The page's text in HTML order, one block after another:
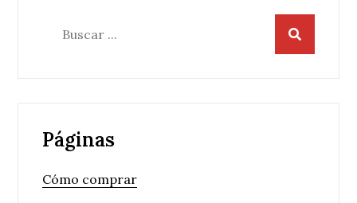
Páginas
Cómo comprar